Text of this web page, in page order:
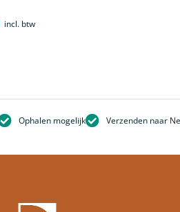
incl. btw
Ophalen mogelijk Verzenden naar